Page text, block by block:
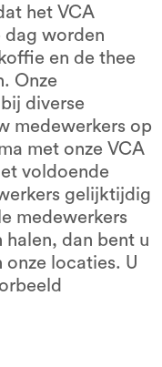
het VCA
dag worden
en de thee
Onze
diverse
medewerkers op
met onze VCA
voldoende
gelijktijdig
medewerkers
halen, dan bent u
onze locaties. U